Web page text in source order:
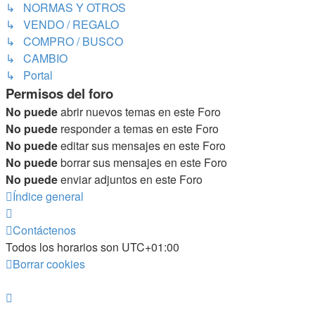
↳ NORMAS Y OTROS
↳ VENDO / REGALO
↳ COMPRO / BUSCO
↳ CAMBIO
↳ Portal
Permisos del foro
No puedeabrir nuevos temas en este Foro
No puede responder a temas en este Foro
No puedeeditar sus mensajes en este Foro
No puedeborrar sus mensajes en este Foro
No puedeenviar adjuntos en este Foro
Índice general
Contáctenos
Todos los horarios son UTC+01:00
Borrar cookies